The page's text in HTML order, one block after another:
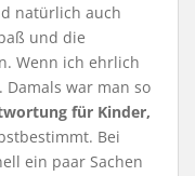
natürlich auch
und die
Wenn ich ehrlich
war man so
für Kinder,
Bei
ein paar Sachen